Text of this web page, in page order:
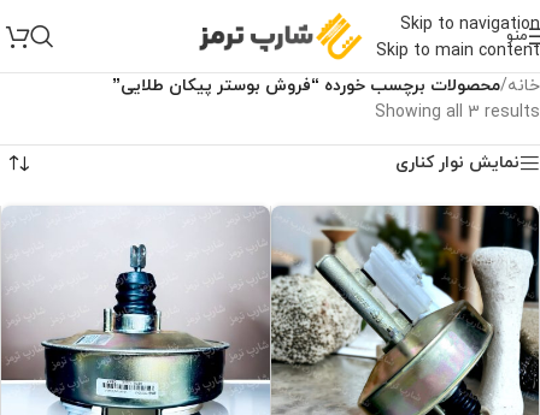
Skip to navigation
Skip to main content
منو
خانه/محصولات برچسب خورده “فروش بوستر پیکان طلایی”
Showing all 3 results
نمایش نوار کناری